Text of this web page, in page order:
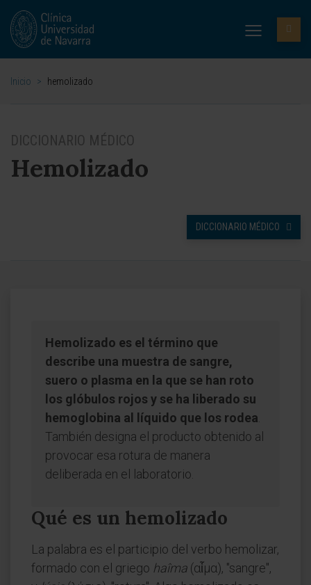
Inicio > hemolizado
DICCIONARIO MÉDICO
Hemolizado
DICCIONARIO MÉDICO
Hemolizado es el término que
describe una muestra de sangre,
suero o plasma en la que se han roto
los glóbulos rojos y se ha liberado su
hemoglobina al líquido que los rodea
También designa el producto obtenido al
provocar esa rotura de manera
deliberada en el laboratorio.
Qué es un hemolizado
La palabra es el participio del verbo hemolizar,
formado con el griego haîma (αἷμα), "sangre",